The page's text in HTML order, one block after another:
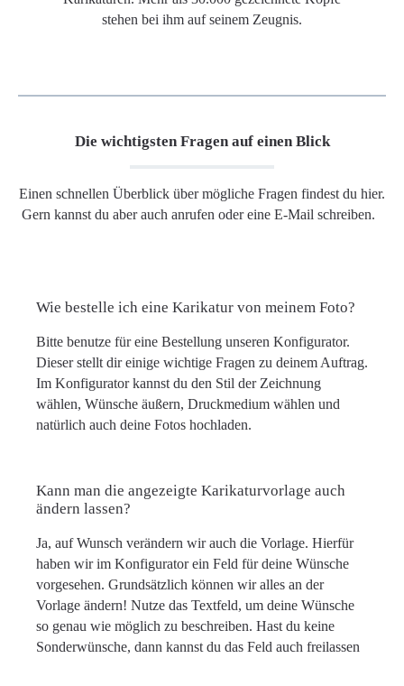
stehen bei ihm auf seinem Zeugnis.
Die wichtigsten Fragen auf einen Blick
Einen schnellen Überblick über mögliche Fragen findest du hier.
Gern kannst du aber auch anrufen oder eine E-Mail schreiben.
Wie bestelle ich eine Karikatur von meinem Foto?
Bitte benutze für eine Bestellung unseren Konfigurator.
Dieser stellt dir einige wichtige Fragen zu deinem Auftrag.
Im Konfigurator kannst du den Stil der Zeichnung
wählen, Wünsche äußern, Druckmedium wählen und
natürlich auch deine Fotos hochladen.
Kann man die angezeigte Karikaturvorlage auch
ändern lassen?
Ja, auf Wunsch verändern wir auch die Vorlage. Hierfür
haben wir im Konfigurator ein Feld für deine Wünsche
vorgesehen. Grundsätzlich können wir alles an der
Vorlage ändern! Nutze das Textfeld, um deine Wünsche
so genau wie möglich zu beschreiben. Hast du keine
Sonderwünsche, dann kannst du das Feld auch freilassen